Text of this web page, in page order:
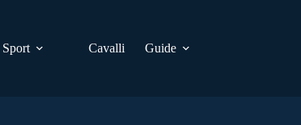
Sport Cavalli Guide